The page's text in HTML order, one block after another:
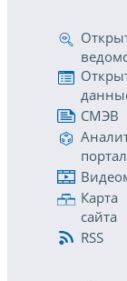
СМЭВ
портал
Карта
сайта
RSS